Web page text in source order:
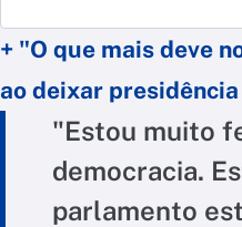
+ "O que mais deve
ao deixar
"Estou muito
democracia.
parlamento